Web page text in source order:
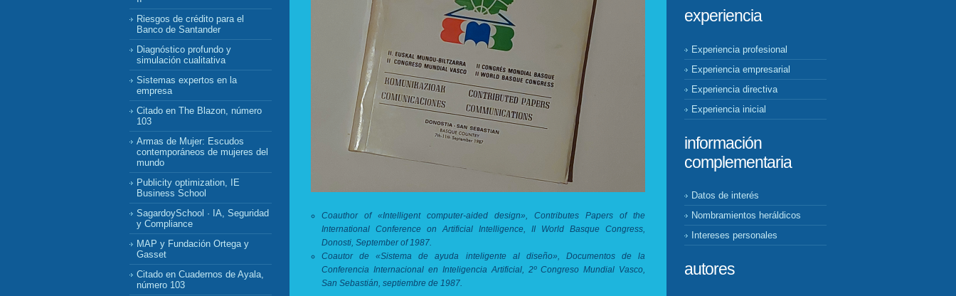
Riesgos de crédito para el
Banco de Santander
Diagnóstico profundo y
simulación cualitativa
Sistemas expertos en la
empresa
Citado en The Blazon, número
103
Armas de Mujer: Escudos
contemporáneos de mujeres del
mundo
Publicity optimization, IE
Business School
SagardoySchool · IA, Seguridad
y Compliance
MAP y Fundación Ortega y
Gasset
Citado en Cuadernos de Ayala,
número 103
Coauthor of «Intelligent computer-aided design», Contributes Papers of the
International Conference on Artificial Intelligence, II World Basque Congress,
Donosti, September of 1987.
Coautor de «Sistema de ayuda inteligente al diseño», Documentos de la
Conferencia Internacional en Inteligencia Artificial, 2º Congreso Mundial Vasco,
San Sebastián, septiembre de 1987.
experiencia
Experiencia profesional
Experiencia empresarial
Experiencia directiva
Experiencia inicial
información
complementaria
Datos de interés
Nombramientos heráldicos
Intereses personales
autores